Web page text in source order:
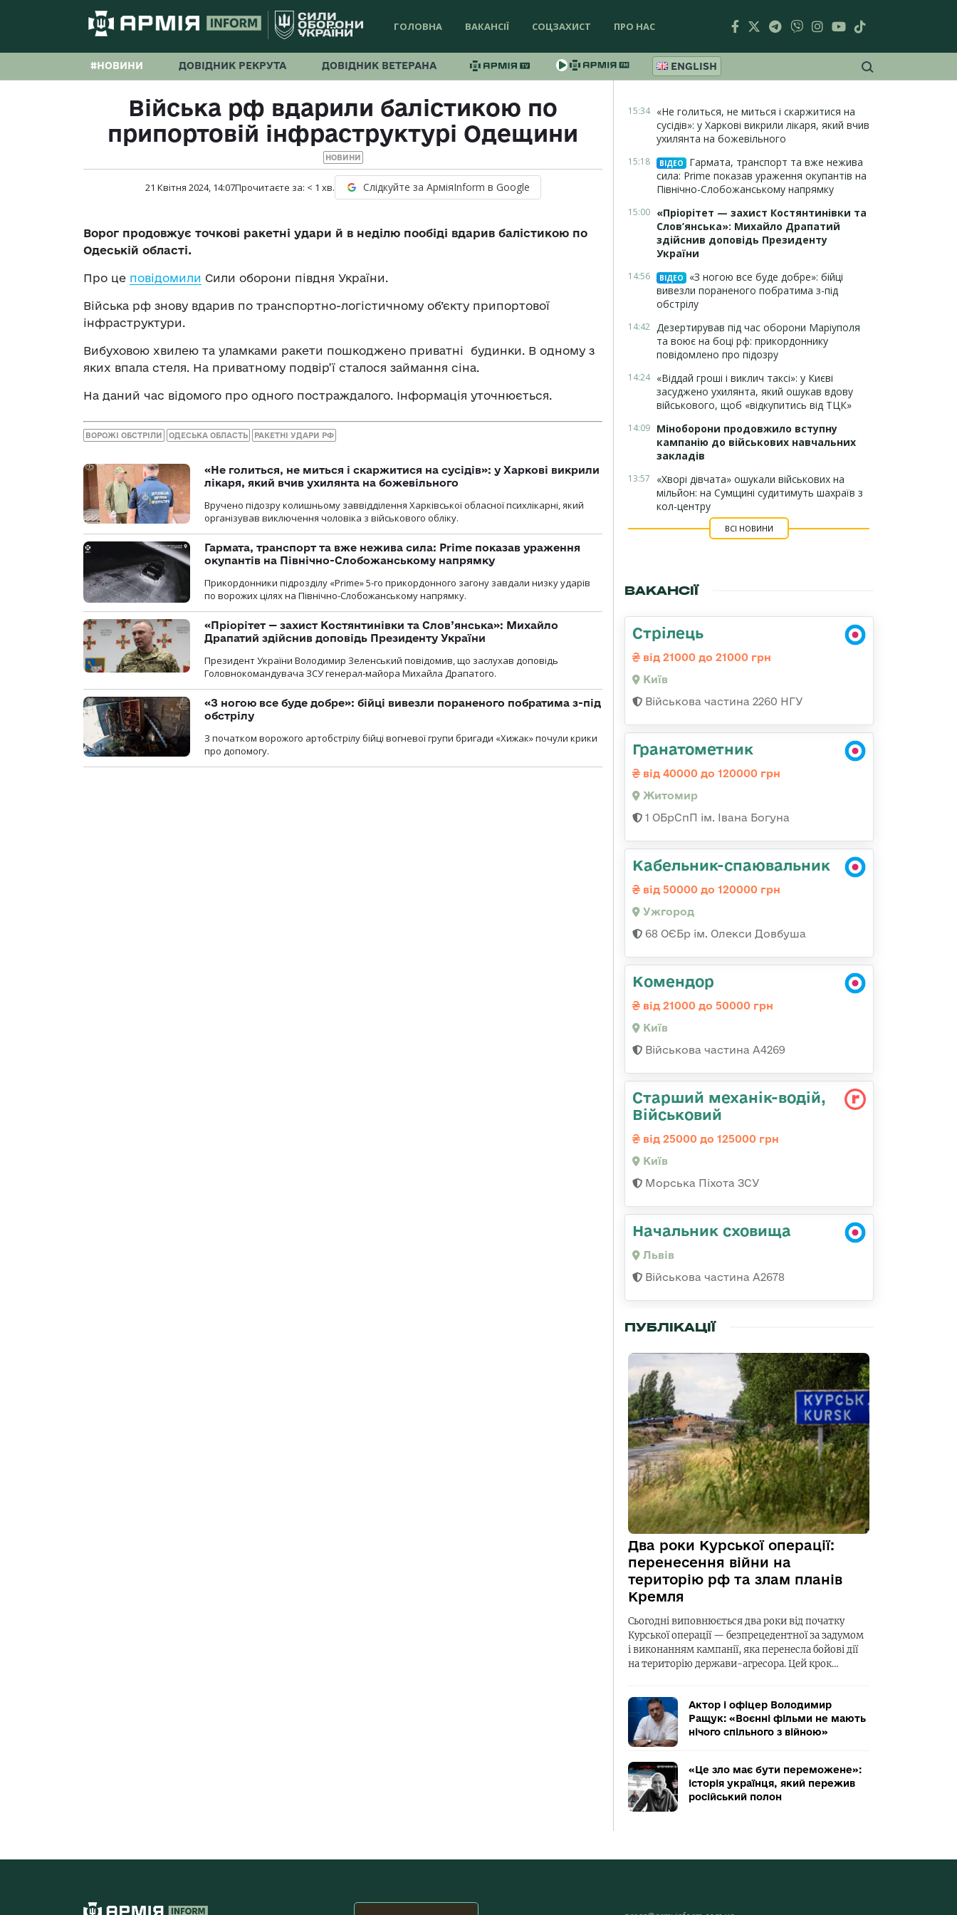
ГОЛОВНА ВАКАНСІЇ СОЦЗАХИСТ ПРО НАС
#НОВИНИ ДОВІДНИК РЕКРУТА ДОВІДНИК ВЕТЕРАНА ENGLISH
Війська рф вдарили балістикою по
припортовій інфраструктурі Одещини
НОВИНИ
21 Квітня 2024, 14:07Прочитаєте за: < 1 хв. Слідкуйте за АрміяInform в Google
Ворог продовжує точкові ракетні удари й в неділю пообіді вдарив балістикою по
Одеській області.
Про це повідомили Сили оборони півдня України.
Війська рф знову вдарив по транспортно-логістичному об’єкту припортової
інфраструктури.
Вибуховою хвилею та уламками ракети пошкоджено приватні будинки. В одному з
яких впала стеля. На приватному подвір’ї сталося займання сіна.
На даний час відомого про одного постраждалого. Інформація уточнюється.
ВОРОЖІ ОБСТРІЛИ ОДЕСЬКА ОБЛАСТЬ РАКЕТНІ УДАРИ РФ
«Не голиться, не миться і скаржитися на сусідів»: у Харкові викрили
лікаря, який вчив ухилянта на божевільного
Вручено підозру колишньому заввідділення Харківської обласної психлікарні, який
організував виключення чоловіка з військового обліку.
Гармата, транспорт та вже нежива сила: Prime показав ураження
окупантів на Північно-Слобожанському напрямку
Прикордонники підрозділу «Prime» 5-го прикордонного загону завдали низку ударів
по ворожих цілях на Північно-Слобожанському напрямку.
«Пріорітет — захист Костянтинівки та Слов’янська»: Михайло
Драпатий здійснив доповідь Президенту України
Президент України Володимир Зеленський повідомив, що заслухав доповідь
Головнокомандувача ЗСУ генерал-майора Михайла Драпатого.
«З ногою все буде добре»: бійці вивезли пораненого побратима з-під
обстрілу
З початком ворожого артобстрілу бійці вогневої групи бригади «Хижак» почули крики
про допомогу.
15:34 «Не голиться, не миться і скаржитися на
сусідів»: у Харкові викрили лікаря, який вчив
ухилянта на божевільного
15:18 ВІДЕО
Гармата, транспорт та вже нежива
сила: Prime показав ураження окупантів на
Північно-Слобожанському напрямку
15:00 «Пріорітет — захист Костянтинівки та
Слов’янська»: Михайло Драпатий
здійснив доповідь Президенту
України
14:56 ВІДЕО
«З ногою все буде добре»: бійці
вивезли пораненого побратима з-під
обстрілу
14:42 Дезертирував під час оборони Маріуполя
та воює на боці рф: прикордоннику
повідомлено про підозру
14:24 «Віддай гроші і виклич таксі»: у Києві
засуджено ухилянта, який ошукав вдову
військового, щоб «відкупитись від ТЦК»
14:09 Міноборони продовжило вступну
кампанію до військових навчальних
закладів
13:57
«Хворі дівчата» ошукали військових на
мільйон: на Сумщині судитимуть шахраїв з
кол-центру
ВСІ НОВИНИ
ВАКАНСІЇ
Стрілець
від 21000 до 21000 грн
Київ
Військова частина 2260 НГУ
Гранатометник
від 40000 до 120000 грн
Житомир
1 ОБрСпП ім. Івана Богуна
Кабельник-спаювальник
від 50000 до 120000 грн
Ужгород
68 ОЄБр ім. Олекси Довбуша
Комендор
від 21000 до 50000 грн
Київ
Військова частина А4269
Старший механік-водій,
Військовий
від 25000 до 125000 грн
Київ
Морська Піхота ЗСУ
Начальник сховища
Львів
Військова частина А2678
ПУБЛІКАЦІЇ
Два роки Курської операції:
перенесення війни на
територію рф та злам планів
Кремля
Сьогодні виповнюється два роки від початку
Курської операції — безпрецедентної за задумом
і виконанням кампанії, яка перенесла бойові дії
на територію держави-агресора. Цей крок…
Актор і офіцер Володимир
Ращук: «Воєнні фільми не мають
нічого спільного з війною»
«Це зло має бути переможене»:
історія українця, який пережив
російський полон